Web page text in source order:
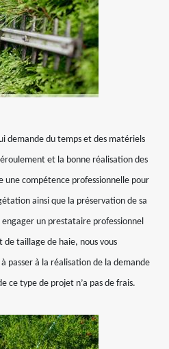
demande du temps et des matériels
et la bonne réalisation des
une compétence professionnelle pour
ainsi que la préservation de sa
un prestataire professionnel
taillage de haie, nous vous
passer à la réalisation de la demande
ce type de projet n’a pas de frais.